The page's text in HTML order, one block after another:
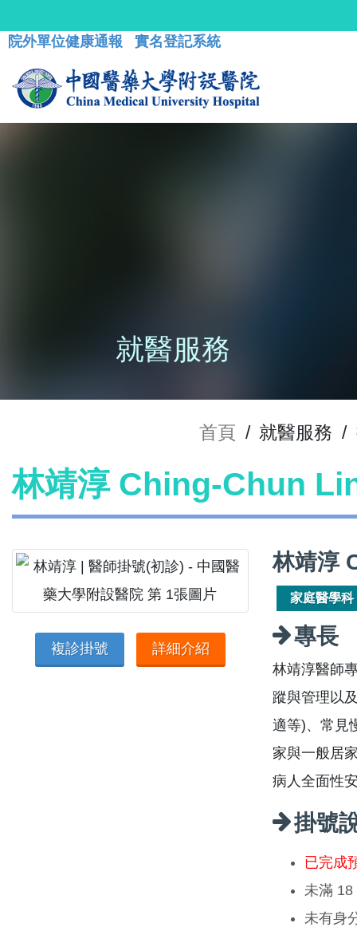
院外單位健康通報 實名登記系統
就醫服務
首頁 / 就醫服務 /
林靖淳 Ching-Chun
複診掛號 詳細介紹
林靖淳
家庭醫學科
專長
林靖淳醫師
蹤與管理以
適等)、常見
家與一般居
病人全面性
掛號
已完成
未滿 18
未有身